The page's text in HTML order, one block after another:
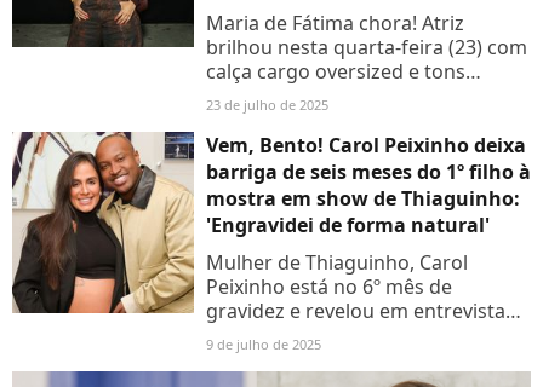
Maria de Fátima chora! Atriz
brilhou nesta quarta-feira (23) com
calça cargo oversized e tons
vinhos. Vem ver!
23 de julho de 2025
Vem, Bento! Carol Peixinho deixa
barriga de seis meses do 1º filho à
mostra em show de Thiaguinho:
'Engravidei de forma natural'
Mulher de Thiaguinho, Carol
Peixinho está no 6º mês de
gravidez e revelou em entrevista
ter engravidado de maneira
natural: 'No 7º mês tentando'
9 de julho de 2025